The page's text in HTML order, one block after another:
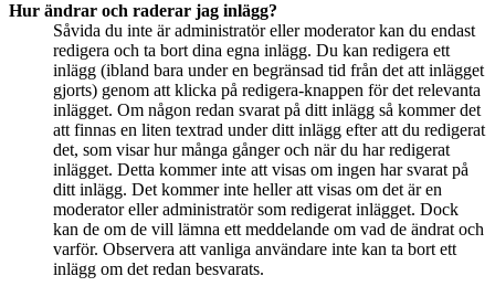
Hur ändrar och raderar jag inlägg?
Såvida du inte är administratör eller moderator kan du endast
redigera och ta bort dina egna inlägg. Du kan redigera ett
inlägg (ibland bara under en begränsad tid från det att inlägget
gjorts) genom att klicka på redigera-knappen för det relevanta
inlägget. Om någon redan svarat på ditt inlägg så kommer det
att finnas en liten textrad under ditt inlägg efter att du redigerat
det, som visar hur många gånger och när du har redigerat
inlägget. Detta kommer inte att visas om ingen har svarat på
ditt inlägg. Det kommer inte heller att visas om det är en
moderator eller administratör som redigerat inlägget. Dock
kan de om de vill lämna ett meddelande om vad de ändrat och
varför. Observera att vanliga användare inte kan ta bort ett
inlägg om det redan besvarats.